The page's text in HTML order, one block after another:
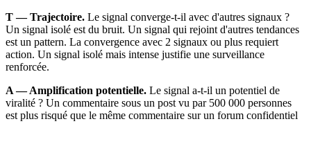
T — Trajectoire. Le signal converge-t-il avec d'autres signaux ?
Un signal isolé est du bruit. Un signal qui rejoint d'autres tendances
est un pattern. La convergence avec 2 signaux ou plus requiert
action. Un signal isolé mais intense justifie une surveillance
renforcée.
A — Amplification potentielle. Le signal a-t-il un potentiel de
viralité ? Un commentaire sous un post vu par 500 000 personnes
est plus risqué que le même commentaire sur un forum confidentiel